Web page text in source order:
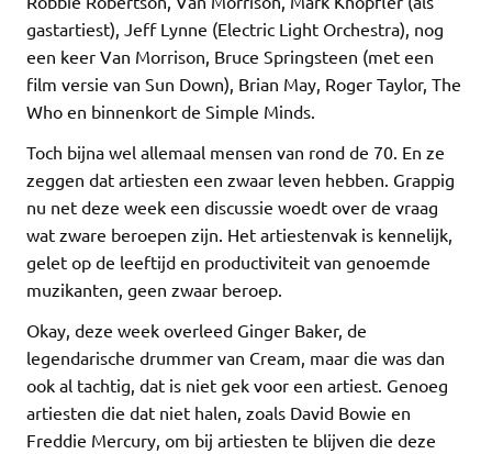
gastartiest), Jeff Lynne (Electric Light Orchestra), nog
een keer Van Morrison, Bruce Springsteen (met een
film versie van Sun Down), Brian May, Roger Taylor, The
Who en binnenkort de Simple Minds.
Toch bijna wel allemaal mensen van rond de 70. En ze
zeggen dat artiesten een zwaar leven hebben. Grappig
nu net deze week een discussie woedt over de vraag
wat zware beroepen zijn. Het artiestenvak is kennelijk,
gelet op de leeftijd en productiviteit van genoemde
muzikanten, geen zwaar beroep.
Okay, deze week overleed Ginger Baker, de
legendarische drummer van Cream, maar die was dan
ook al tachtig, dat is niet gek voor een artiest. Genoeg
artiesten die dat niet halen, zoals David Bowie en
Freddie Mercury, om bij artiesten te blijven die deze